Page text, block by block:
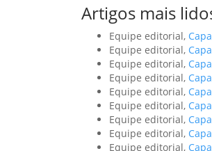
Artigos mais
Equipe editorial,
Equipe editorial,
Equipe editorial,
Equipe editorial,
Equipe editorial,
Equipe editorial,
Equipe editorial,
Equipe editorial,
Equipe editorial,